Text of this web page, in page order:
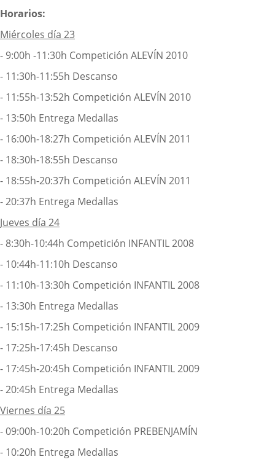
Horarios:
Miércoles día 23
- 9:00h -11:30h Competición ALEVÍN 2010
- 11:30h-11:55h Descanso
- 11:55h-13:52h Competición ALEVÍN 2010
- 13:50h Entrega Medallas
- 16:00h-18:27h Competición ALEVÍN 2011
- 18:30h-18:55h Descanso
- 18:55h-20:37h Competición ALEVÍN 2011
- 20:37h Entrega Medallas
Jueves día 24
- 8:30h-10:44h Competición INFANTIL 2008
- 10:44h-11:10h Descanso
- 11:10h-13:30h Competición INFANTIL 2008
- 13:30h Entrega Medallas
- 15:15h-17:25h Competición INFANTIL 2009
- 17:25h-17:45h Descanso
- 17:45h-20:45h Competición INFANTIL 2009
- 20:45h Entrega Medallas
Viernes día 25
- 09:00h-10:20h Competición PREBENJAMÍN
- 10:20h Entrega Medallas